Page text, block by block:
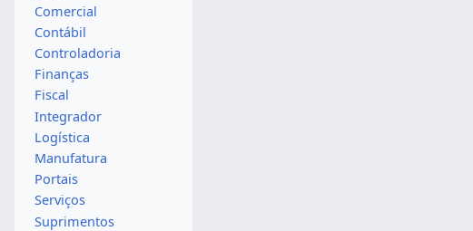
Comercial
Contábil
Controladoria
Finanças
Fiscal
Integrador
Logística
Manufatura
Portais
Serviços
Suprimentos